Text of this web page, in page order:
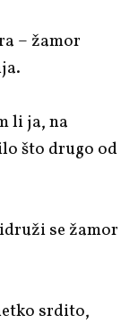
– žamor
li ja, na
što drugo od
se žamor
srdito,